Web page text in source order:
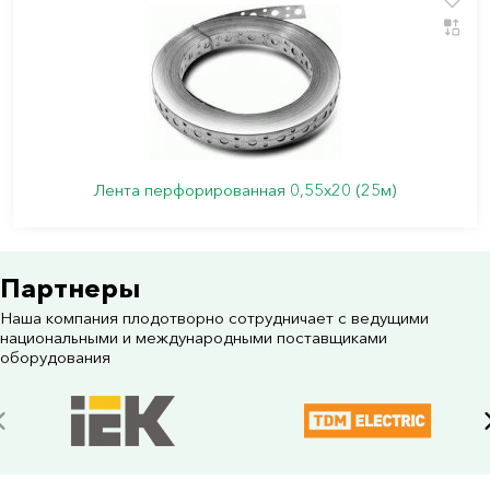
Лента перфорированная 0,55х20 (25м)
Партнеры
Наша компания плодотворно сотрудничает с ведущими
национальными и международными поставщиками
оборудования